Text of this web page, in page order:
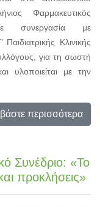
Φαρμακευτικός
συνεργασία με
Κλινικής
για τη σωστή
υλοποιείται με την
περισσότερα
Συνέδριο: «Το
προκλήσεις»